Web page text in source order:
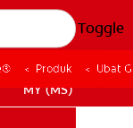
Toggle
MY (MS)
Produk Ubat